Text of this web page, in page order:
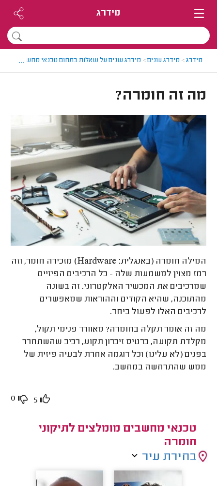
מידרג
מידרג> מידרג עונים> מידרג עונים על שאלות בתחום טכנאי מחשבים
...
מה זה חומרה?
המילה חומרה (באנגלית: Hardware) מזכירה חומר, וזה
רמז מצוין למשמעות שלה - כל הרכיבים הפיזיים
שמרכיבים את המכשיר האלקטרוני. זה בשונה
מהתוכנה, שהיא הקודים וההוראות שמאפשרים
לרכיבים האלו לפעול ביחד.
מה זה אומר תקלה בחומרה? מאוורר פנימי תקול,
מקלדת תקועה, כרטיס זיכרון תקוע, רכיב שהשתחרר
בפנים (לא עלינו) וכל דוגמה אחרת לבעיה פיזית של
ממש שהתרחשה במחשב.
5
0
טכנאי מחשבים מומלצים לתיקוני
חומרה
בחירת עיר